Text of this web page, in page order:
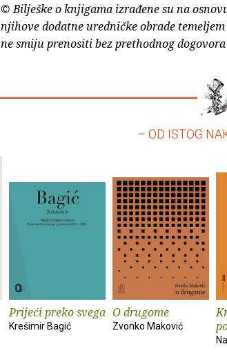
© Bilješke o knjigama izrađene su na
njihove dodatne uredničke obrade
ne smiju prenositi bez prethodnog
– OD ISTOG
Prijeći preko svega
Krešimir Bagić
O drugome
Zvonko Maković